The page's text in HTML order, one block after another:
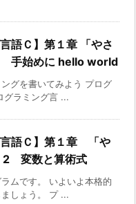
語Ｃ】第１章 「やさ
手始めに hello world
グを書いてみよう プログ
グラミング言 ...
言語Ｃ】第１章 「や
2 変数と算術式
ムです。 いよいよ本格的
しょう。 プ ...